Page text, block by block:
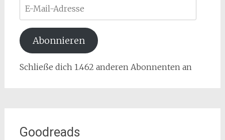
Mail-
Adresse
Abonnieren
Schließe dich 1.462 anderen Abonnenten an
Goodreads